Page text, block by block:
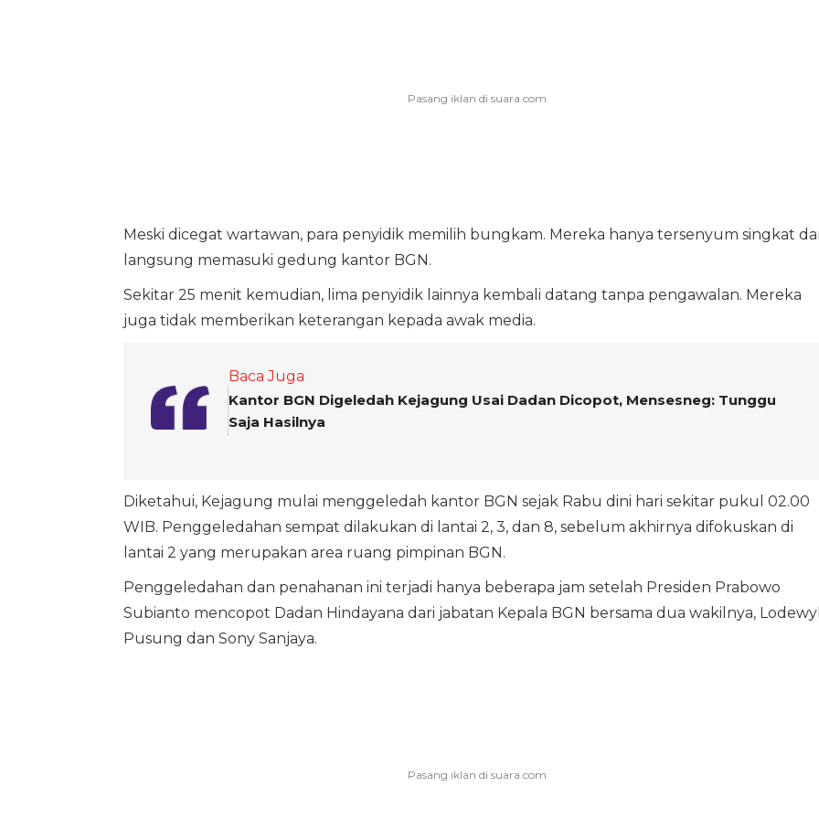
Meski dicegat wartawan, para penyidik memilih bungkam. Mereka hanya tersenyum singkat
langsung memasuki gedung kantor BGN.
Sekitar 25 menit kemudian, lima penyidik lainnya kembali datang tanpa pengawalan. Mereka
juga tidak memberikan keterangan kepada awak media.
Baca Juga
Kantor BGN Digeledah Kejagung Usai Dadan Dicopot, Mensesneg: Tunggu
Saja Hasilnya
Diketahui, Kejagung mulai menggeledah kantor BGN sejak Rabu dini hari sekitar pukul 02.00
WIB. Penggeledahan sempat dilakukan di lantai 2, 3, dan 8, sebelum akhirnya difokuskan di
lantai 2 yang merupakan area ruang pimpinan BGN.
Penggeledahan dan penahanan ini terjadi hanya beberapa jam setelah Presiden Prabowo
Subianto mencopot Dadan Hindayana dari jabatan Kepala BGN bersama dua wakilnya,
Pusung dan Sony Sanjaya.